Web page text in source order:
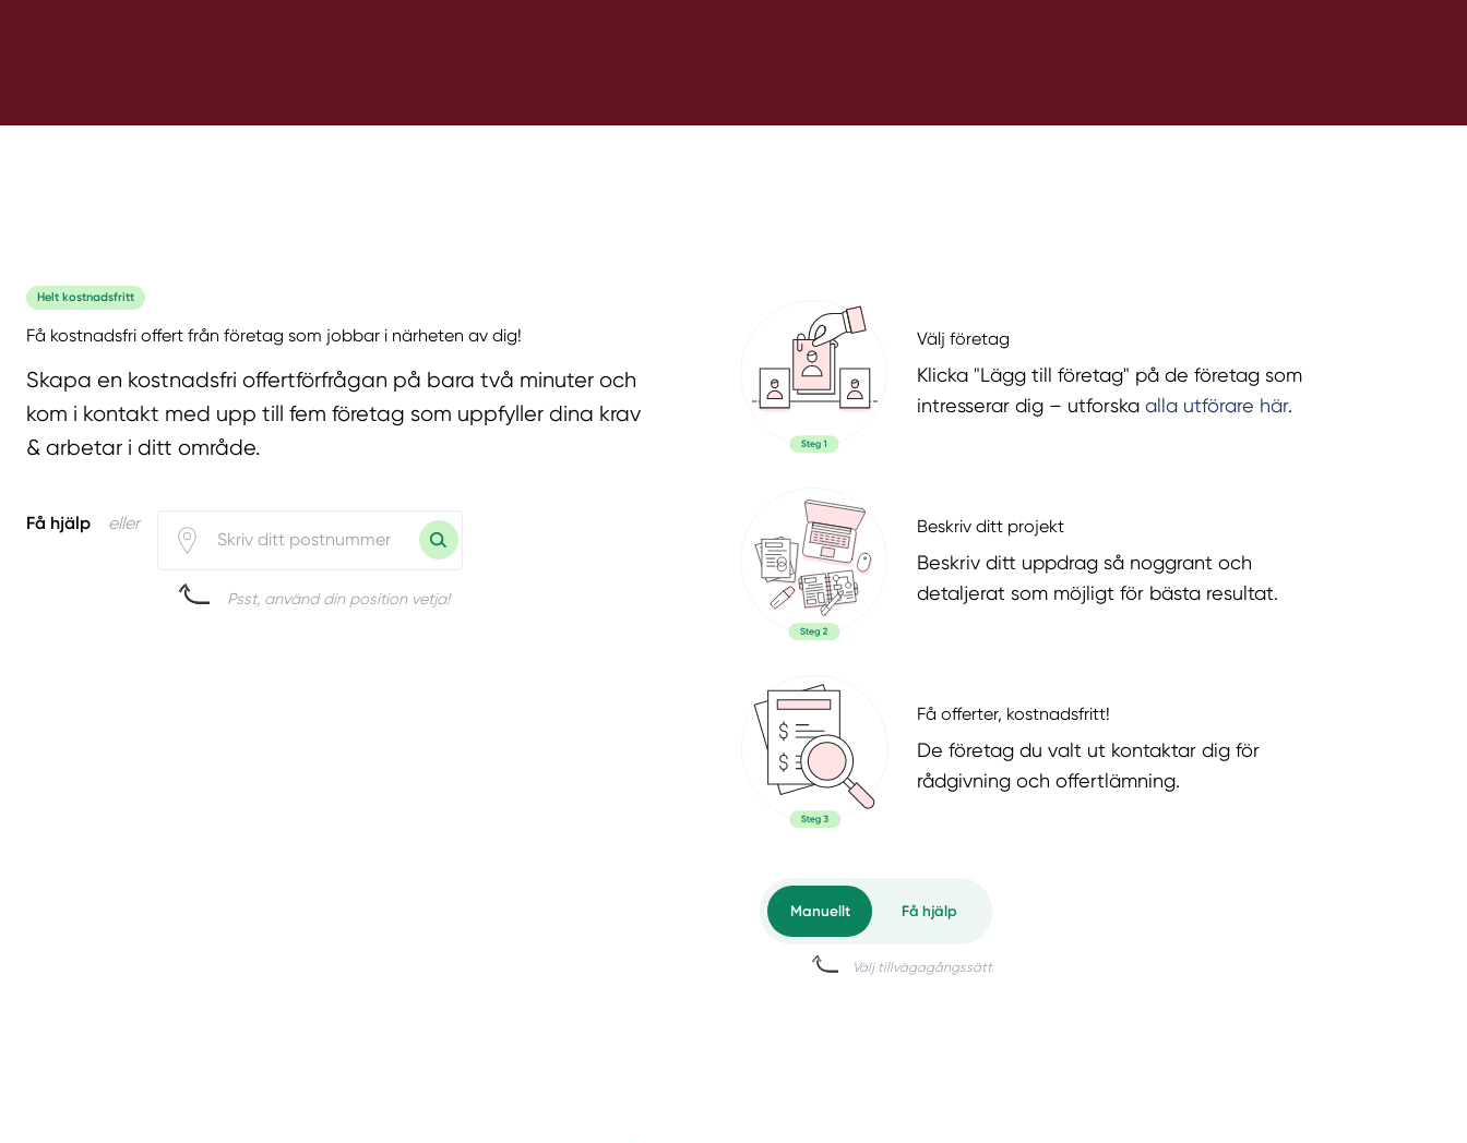
Helt kostnadsfritt
Få kostnadsfri offert från företag som jobbar i närheten av dig!
Skapa en kostnadsfri offertförfrågan på bara två minuter och
kom i kontakt med upp till fem företag som uppfyller dina krav
& arbetar i ditt område.
Få hjälp eller
Psst, använd din position vetja!
Välj företag
Klicka "Lägg till företag" på de företag som
intresserar dig – utforska alla utförare här.
Beskriv ditt projekt
Beskriv ditt uppdrag så noggrant och
detaljerat som möjligt för bästa resultat.
Få offerter, kostnadsfritt!
De företag du valt ut kontaktar dig för
rådgivning och offertlämning.